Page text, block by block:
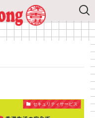
セキュリティサービス